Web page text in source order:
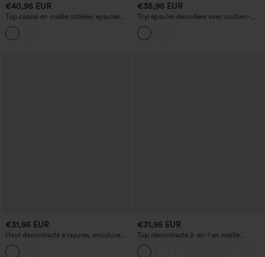
€40,95 EUR
Top casual en maille côtelée, épaules
dénudées, manches longues, soutien-
gorge intégré, avec foulard
€35,95 EUR
Top épaules dénudées avec soutien-
gorge intégré, manches longues en
dentelle, style décontracté
€31,95 EUR
Haut décontracté à rayures, encolure
bateau, manches longues et ourlet à
cordon
€31,95 EUR
Top décontracté 2-en-1 en maille
côtelée, épaules dénudées, manches
longues.